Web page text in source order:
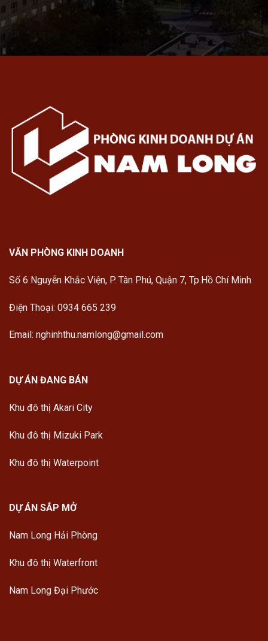
VĂN PHÒNG KINH DOANH
Số 6 Nguyễn Khắc Viện, P. Tân Phú, Quận 7, Tp.Hồ Chí Minh
Điện Thoại: 0934 665 239
Email: nghinhthu.namlong@gmail.com
DỰ ÁN ĐANG BÁN
Khu đô thị Akari City
Khu đô thị Mizuki Park
Khu đô thị Waterpoint
DỰ ÁN SẮP MỞ
Nam Long Hải Phòng
Khu đô thị Waterfront
Nam Long Đại Phước